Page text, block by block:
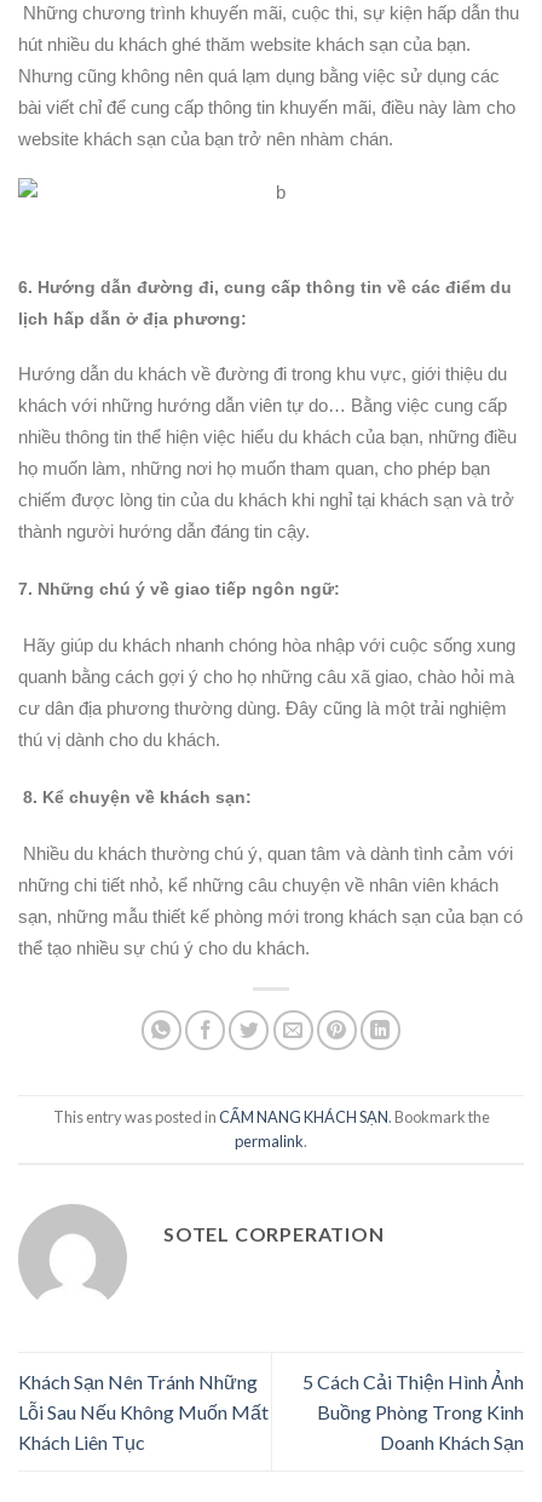
Những chương trình khuyến mãi, cuộc thi, sự kiện hấp dẫn thu
hút nhiều du khách ghé thăm website khách sạn của bạn.
Nhưng cũng không nên quá lạm dụng bằng việc sử dụng các
bài viết chỉ để cung cấp thông tin khuyến mãi, điều này làm cho
website khách sạn của bạn trở nên nhàm chán.
6. Hướng dẫn đường đi, cung cấp thông tin về các điểm du
lịch hấp dẫn ở địa phương:
Hướng dẫn du khách về đường đi trong khu vực, giới thiệu du
khách với những hướng dẫn viên tự do… Bằng việc cung cấp
nhiều thông tin thể hiện việc hiểu du khách của bạn, những điều
họ muốn làm, những nơi họ muốn tham quan, cho phép bạn
chiếm được lòng tin của du khách khi nghỉ tại khách sạn và trở
thành người hướng dẫn đáng tin cậy.
7. Những chú ý về giao tiếp ngôn ngữ:
Hãy giúp du khách nhanh chóng hòa nhập với cuộc sống xung
quanh bằng cách gợi ý cho họ những câu xã giao, chào hỏi mà
cư dân địa phương thường dùng. Đây cũng là một trải nghiệm
thú vị dành cho du khách.
8. Kể chuyện về khách sạn:
Nhiều du khách thường chú ý, quan tâm và dành tình cảm với
những chi tiết nhỏ, kể những câu chuyện về nhân viên khách
sạn, những mẫu thiết kế phòng mới trong khách sạn của bạn có
thể tạo nhiều sự chú ý cho du khách.
This entry was posted inCẨM NANG KHÁCH SẠN. Bookmark the
permalink.
SOTEL CORPERATION
Khách Sạn Nên Tránh Những
Lỗi Sau Nếu Không Muốn Mất
Khách Liên Tục
5 Cách Cải Thiện Hình Ảnh
Buồng Phòng Trong Kinh
Doanh Khách Sạn